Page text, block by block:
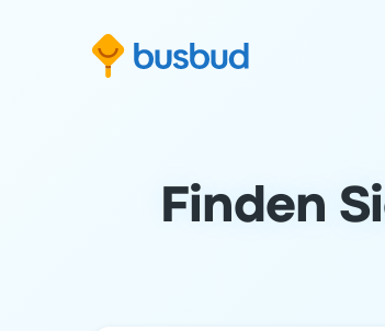
Finden